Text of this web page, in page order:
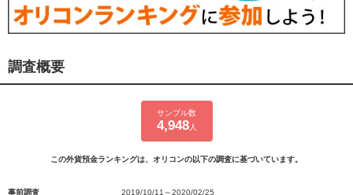
調査概要
サンプル数
4,948人
この外貨預金ランキングは、オリコンの以下の調査に基づいています。
事前調査 2019/10/11～2020/02/25